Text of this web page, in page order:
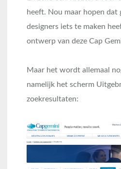
heeft. Nou maar hopen dat
designers iets te maken
ontwerp van deze Cap
Maar het wordt allemaal
namelijk het scherm
zoekresultaten: